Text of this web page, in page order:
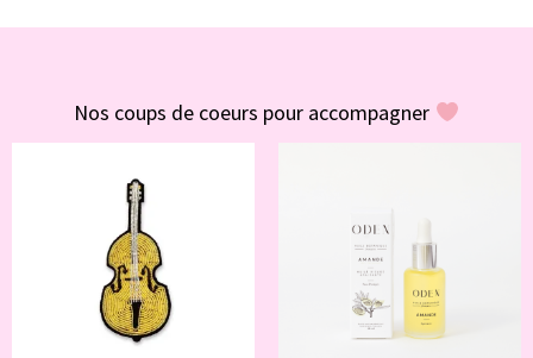
Nos coups de coeurs pour accompagner